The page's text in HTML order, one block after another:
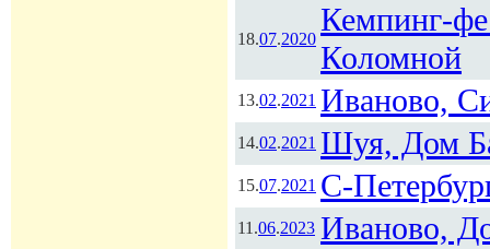
18.07.2020
Кемпинг-
Коломной
13.02.2021 Иваново,
14.02.2021 Шуя, Дом
15.07.2021 С-
11.06.2023 Иваново,